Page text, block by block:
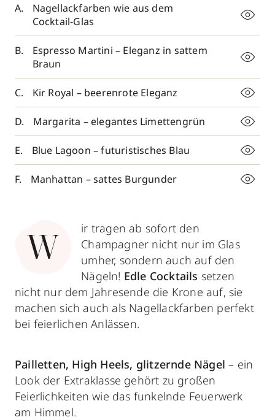
Nagellackfarben wie aus dem
Cocktail-Glas
Espresso Martini – Eleganz in sattem
Braun
Kir Royal – beerenrote Eleganz
Margarita – elegantes Limettengrün
Blue Lagoon – futuristisches Blau
Manhattan – sattes Burgunder
W
ir tragen ab sofort den
Champagner nicht nur im Glas
umher, sondern auch auf den
Nägeln! Edle Cocktails setzen
nicht nur dem Jahresende die Krone auf, sie
machen sich auch als Nagellackfarben perfekt
bei feierlichen Anlässen.
Pailletten, High Heels, glitzernde Nägel – ein
Look der Extraklasse gehört zu großen
Feierlichkeiten wie das funkelnde Feuerwerk
am Himmel.